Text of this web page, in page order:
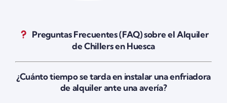
Preguntas Frecuentes (FAQ) sobre el Alquiler
de Chillers en Huesca
¿Cuánto tiempo se tarda en instalar una enfriadora
de alquiler ante una avería?